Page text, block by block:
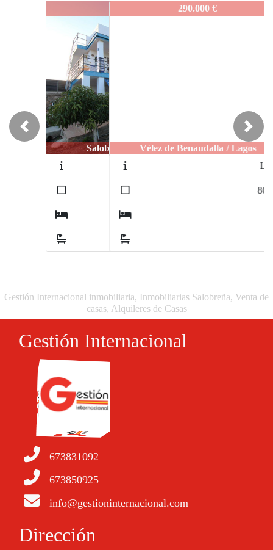
Vélez de Benaudalla / Lagos
Previous Next
Gestión Internacional inmobiliaria, Inmobiliarias Salobreña, Venta de
casas, Alquileres de Casas
Gestión Internacional
673831092
673850925
info@gestioninternacional.com
Dirección